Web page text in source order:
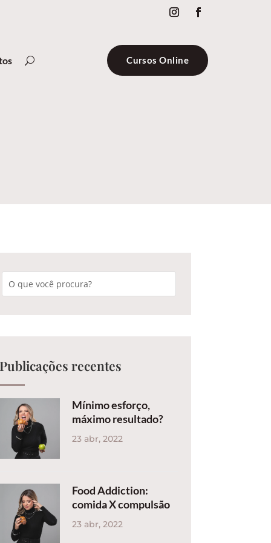
Cursos Online
recentes
Mínimo esforço,
máximo resultado?
23 abr, 2022
Food Addiction:
comida X compulsão
23 abr, 2022